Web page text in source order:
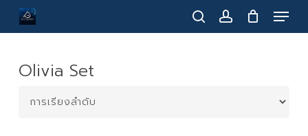
Skip
content
searchaccount
Menu
Olivia Set